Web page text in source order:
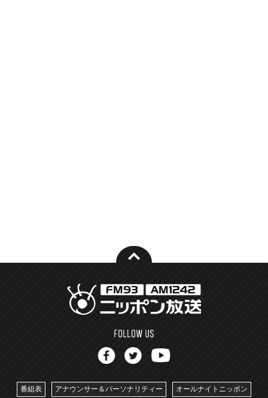
番組表 アナウンサー＆パーソナリティー オールナイトニッポン